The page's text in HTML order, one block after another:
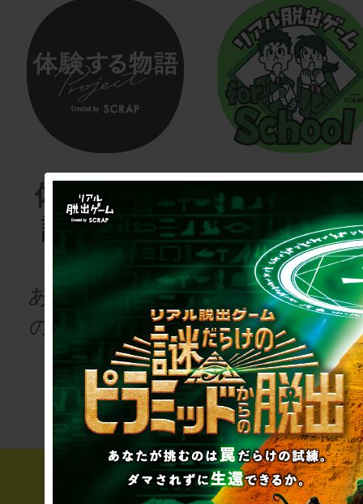
体験する物
語project
あなたも、物語
の登場人物にな
りませんか
リアル脱
ゲーム
for
次の授業は“謎
き”!?